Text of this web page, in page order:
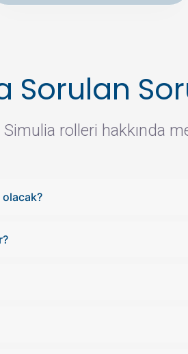
Sorulan
Simulia rolleri hakkında
olacak?